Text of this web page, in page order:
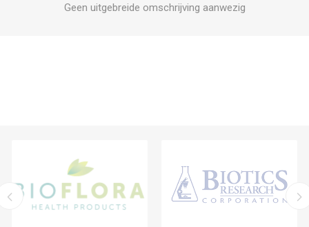
Geen uitgebreide omschrijving aanwezig